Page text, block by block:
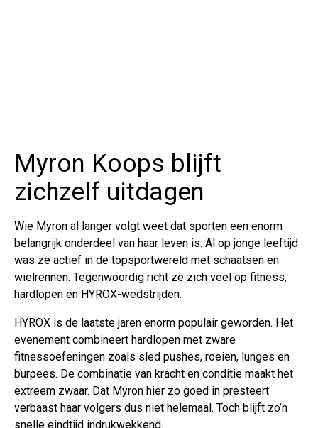
Myron Koops blijft
zichzelf uitdagen
Wie Myron al langer volgt weet dat sporten een enorm
belangrijk onderdeel van haar leven is. Al op jonge leeftijd
was ze actief in de topsportwereld met schaatsen en
wielrennen. Tegenwoordig richt ze zich veel op fitness,
hardlopen en HYROX-wedstrijden.
HYROX is de laatste jaren enorm populair geworden. Het
evenement combineert hardlopen met zware
fitnessoefeningen zoals sled pushes, roeien, lunges en
burpees. De combinatie van kracht en conditie maakt het
extreem zwaar. Dat Myron hier zo goed in presteert
verbaast haar volgers dus niet helemaal. Toch blijft zo’n
snelle eindtijd indrukwekkend.